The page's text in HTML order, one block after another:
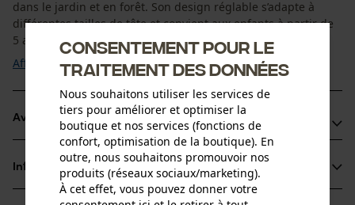
dans le jardin et en forêt. Son design réglable s’adapte à
différentes tailles de tête et convient aux enfants à partir de
5 ans. ...
Afficher plus
Avantages du produit
• Suspension à deux points pour un maintien sûr et une pression
uniforme
• Ajustement réglable – accompagne la croissance de l’enfant
• Profil plat – bien adapté aux petites tailles de tête
Informations sur le produit
Consentement pour le
traitement des données
Nous souhaitons utiliser les services de
tiers pour améliorer et optimiser la
boutique et nos services (fonctions de
confort, optimisation de la boutique). En
outre, nous souhaitons promouvoir nos
produits (réseaux sociaux/marketing).
À cet effet, vous pouvez donner votre